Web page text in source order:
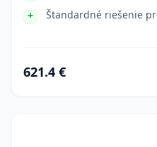
Štandardné riešenie
621.4 €